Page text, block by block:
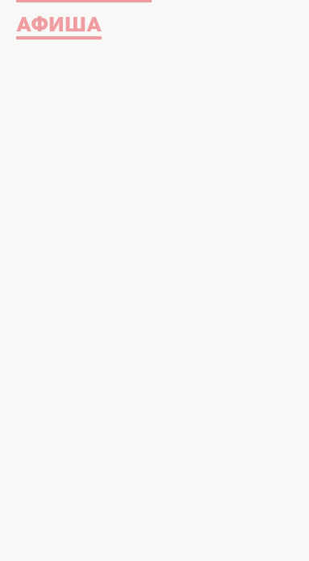
АФИША
Лена Миро, конечно же, не
Мельниковой,
блогер разобрала по
попыталась добраться до